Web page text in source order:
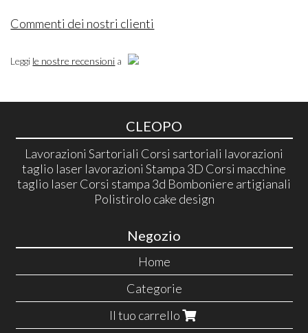
Commenti dei nostri clienti
Leggi le nostre recensioni a
CLEOPO
Lavorazioni Sartoriali Corsi sartoriali lavorazioni
taglio laser lavorazioni Stampa 3D Corsi macchine
taglio laser Corsi stampa 3d Bomboniere artigianali
Polistirolo cake design
Negozio
Home
Categorie
Il tuo carrello